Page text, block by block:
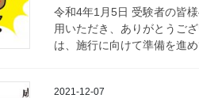
令和4年1月5日 受験者の皆
用いただき、ありがとうご
は、施行に向けて準備を進
2021-12-07